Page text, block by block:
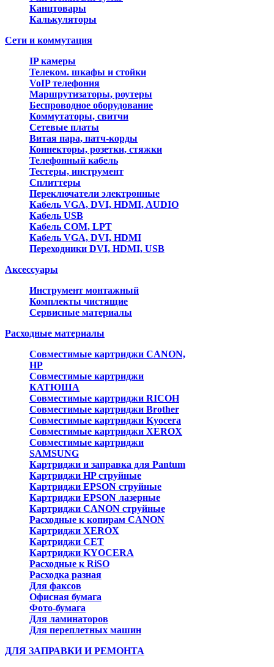
Канцтовары
Калькуляторы
Сети и коммутация
IP камеры
Телеком. шкафы и стойки
VoIP телефония
Маршрутизаторы, роутеры
Беспроводное оборудование
Коммутаторы, свитчи
Сетевые платы
Витая пара, патч-корды
Коннекторы, розетки, стяжки
Телефонный кабель
Тестеры, инструмент
Сплиттеры
Переключатели электронные
Кабель VGA, DVI, HDMI, AUDIO
Кабель USB
Кабель COM, LPT
Кабель VGA, DVI, HDMI
Переходники DVI, HDMI, USB
Аксессуары
Инструмент монтажный
Комплекты чистящие
Сервисные материалы
Расходные материалы
Совместимые картриджи CANON,
HP
Совместимые картриджи
КАТЮША
Совместимые картриджи RICOH
Совместимые картриджи Brother
Совместимые картриджи Kyocera
Совместимые картриджи XEROX
Совместимые картриджи
SAMSUNG
Картриджи и заправка для Pantum
Картриджи HP струйные
Картриджи EPSON струйные
Картриджи EPSON лазерные
Картриджи CANON струйные
Расходные к копирам CANON
Картриджи XEROX
Картриджи CET
Картриджи KYOCERA
Расходные к RiSO
Расходка разная
Для факсов
Офисная бумага
Фото-бумага
Для ламинаторов
Для переплетных машин
ДЛЯ ЗАПРАВКИ И РЕМОНТА